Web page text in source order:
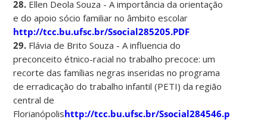
28. Ellen Deola Souza - A importância da orientação
e do apoio sócio familiar no âmbito escolar
http://tcc.bu.ufsc.br/Ssocial285205.PDF
29. Flávia de Brito Souza - A influencia do
preconceito étnico-racial no trabalho precoce: um
recorte das famílias negras inseridas no programa
de erradicação do trabalho infantil (PETI) da região
central de
Florianópolishttp://tcc.bu.ufsc.br/Ssocial284546.pdf